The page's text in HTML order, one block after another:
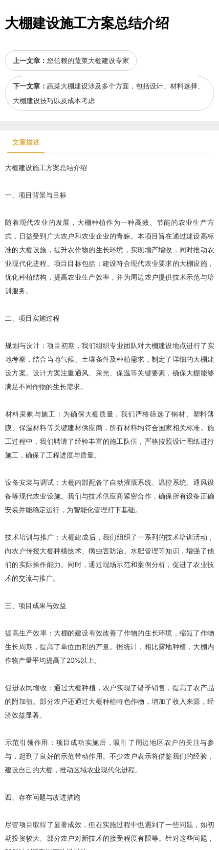
大棚建设施工方案总结介绍
上一文章： 您信赖的蔬菜大棚建设专家
下一文章： 蔬菜大棚建设涉及多个方面，包括设计、材料选择、
大棚建设技巧以及成本考虑
文章描述
大棚建设施工方案总结介绍
一、项目背景与目标
随着现代农业的发展，大棚种植作为一种高效、节能的农业生产方
式，日益受到广大农户和农业企业的青睐。本项目旨在通过建设高标
准的大棚设施，提升农作物的生长环境，实现增产增收，同时推动农
业现代化进程。项目目标包括：建设符合现代农业要求的大棚设施，
优化种植结构，提高农业生产效率，并为周边农户提供技术示范与培
训服务。
二、项目实施过程
‌规划与设计‌：项目初期，我们组织专业团队对大棚建设地点进行了实
地考察，结合当地气候、土壤条件及种植需求，制定了详细的大棚建
设方案。设计方案注重通风、采光、保温等关键要素，确保大棚能够
满足不同作物的生长需求。
‌材料采购与施工‌：为确保大棚质量，我们严格筛选了钢材、塑料薄
膜、保温材料等关键建材供应商，所有材料均符合国家相关标准。施
工过程中，我们聘请了经验丰富的施工队伍，严格按照设计图纸进行
施工，确保了工程进度与质量。
‌设备安装与调试‌：大棚内部配备了自动灌溉系统、温控系统、通风设
备等现代农业设施。我们与技术供应商紧密合作，确保所有设备正确
安装并能稳定运行，为智能化管理打下基础。
‌技术培训与推广‌：大棚建成后，我们组织了一系列的技术培训活动，
向农户传授大棚种植技术、病虫害防治、水肥管理等知识，增强了他
们的实际操作能力。同时，通过现场示范和案例分析，促进了农业技
术的交流与推广。
三、项目成果与效益
‌提高生产效率‌：大棚的建设有效改善了作物的生长环境，缩短了作物
生长周期，提高了单位面积的产量。据统计，相比露地种植，大棚内
作物产量平均提高了20%以上。
‌促进农民增收‌：通过大棚种植，农户实现了错季销售，提高了农产品
的附加值。部分农户还通过大棚种植特色作物，增加了收入来源，经
济效益显著。
‌示范引领作用‌：项目成功实施后，吸引了周边地区农户的关注与参
与，起到了良好的示范带动作用。不少农户表示将借鉴我们的经验，
建设自己的大棚，推动区域农业现代化进程。
四、存在问题与改进措施
尽管项目取得了显著成效，但在实施过程中也遇到了一些问题，如初
期投资较大、部分农户对新技术的接受程度有限等。针对这些问题，